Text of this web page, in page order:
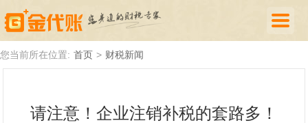
代理记账
您当前所在位置: 首页 > 财税新闻
请注意！企业注销补税的套路多！